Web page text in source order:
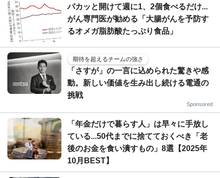
パカッと開けて週に1、2個食べるだけ...
がん専門医が勧める「大腸がんを予防す
るオメガ脂肪酸たっぷり食品」
期待を超えるチームの強さ
「さすが」の一言に込められた驚きや感
動。新しい価値を生み出し続ける電通の
挑戦
Sponsored
「年金だけで暮らす人」は早々に手放し
ている...50代までに捨てておくべき「老
後のお金を食い潰すもの」8選【2025年
10月BEST】